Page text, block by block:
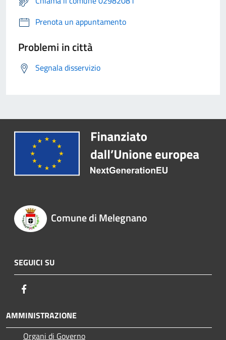
Prenota un appuntamento
Problemi in città
Segnala disservizio
Comune di Melegnano
SEGUICI SU
AMMINISTRAZIONE
Organi di Governo